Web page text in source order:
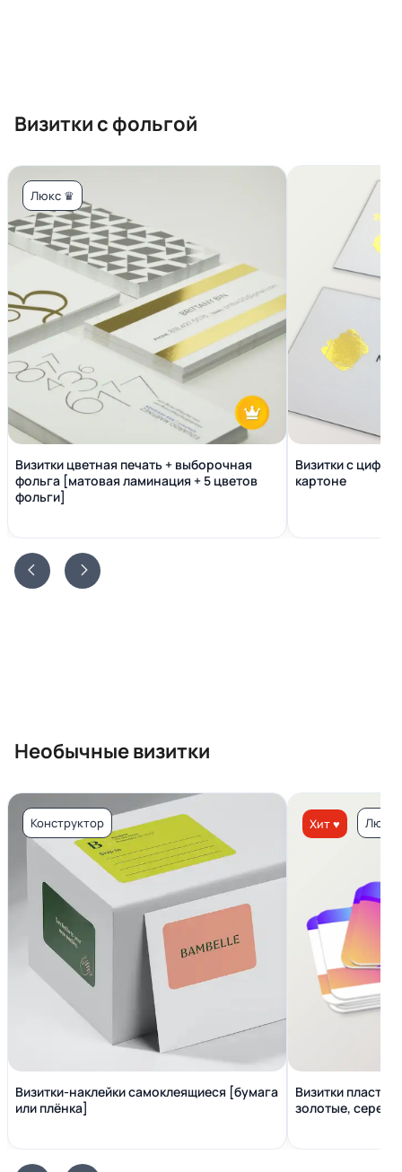
Визитки с фольгой
Люкс ♛
Визитки цветная печать + выборочная
фольга [матовая ламинация + 5 цветов
фольги]
Визитки с
картоне
Необычные визитки
Конструктор
Визитки-наклейки самоклеящиеся [бумага
или плёнка]
Хит ♥ Люкс
Визитки
золотые,